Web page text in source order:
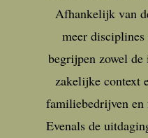
Afhankelijk van
meer
begrijpen zowel
zakelijke context
familiebedrijven en
Evenals de